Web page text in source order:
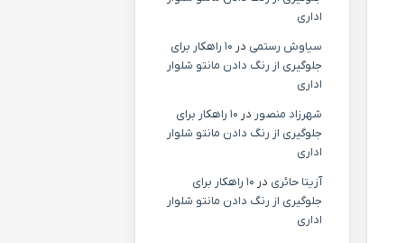
اداری
سیاوش رستمی در
۱۰ راهکار برای
جلوگیری از رنگ دادن مانتو شلوار
اداری
شهرزاد منصور در
۱۰ راهکار برای
جلوگیری از رنگ دادن مانتو شلوار
اداری
آزیتا حائری در
۱۰ راهکار برای
جلوگیری از رنگ دادن مانتو شلوار
اداری